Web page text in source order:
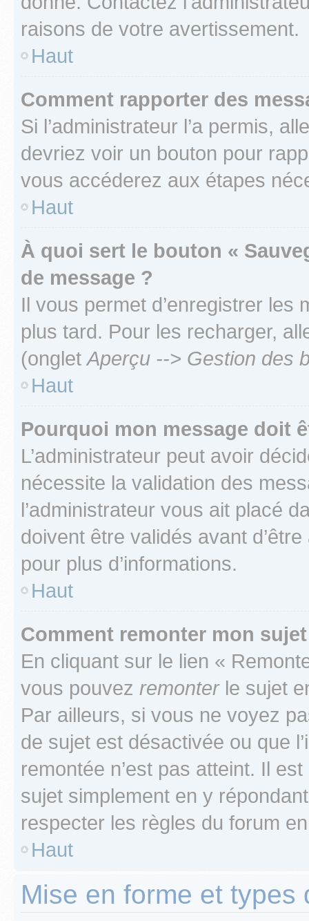
raisons de votre avertissement.
Haut
Comment rapporter des
Si l’administrateur l’a permis,
devriez voir un bouton pour
vous accéderez aux étapes
Haut
À quoi sert le bouton «
de message ?
Il vous permet d’enregistrer
plus tard. Pour les recharger,
(ongletAperçu --> Gestion des
Haut
Pourquoi mon message doit
L’administrateur peut avoir
nécessite la validation des
l’administrateur vous ait placé
doivent être validés avant
pour plus d’informations.
Haut
Comment remonter mon
En cliquant sur le lien «
vous pouvez remonterle sujet
Par ailleurs, si vous ne voyez
de sujet est désactivée ou que
remontée n’est pas atteint. Il
sujet simplement en y
respecter les règles du forum
Haut
Mise en forme et types